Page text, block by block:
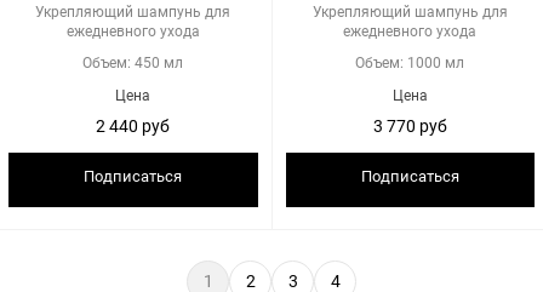
Укрепляющий шампунь для
ежедневного ухода
Объем: 450 мл
Цена
2 440 руб
Подписаться
Укрепляющий шампунь для
ежедневного ухода
Объем: 1000 мл
Цена
3 770 руб
Подписаться
1 2 3 4